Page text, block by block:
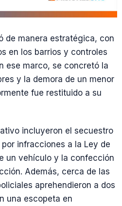
de manera estratégica, con
en los barrios y controles
ese marco, se concretó la
y la demora de un menor
fue restituido a su
incluyeron el secuestro
infracciones a la Ley de
un vehículo y la confección
Además, cerca de las
aprehendieron a dos
una escopeta en